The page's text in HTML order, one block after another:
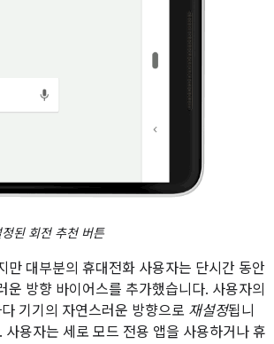
된 회전 추천 버튼
만 대부분의 휴대전화 사용자는 단시간 동안
방향 바이어스를 추가했습니다. 사용자의
기기의 자연스러운 방향으로 재설정됩니
용자는 세로 모드 전용 앱을 사용하거나 휴